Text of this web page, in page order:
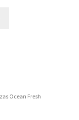
Ocean Fresh